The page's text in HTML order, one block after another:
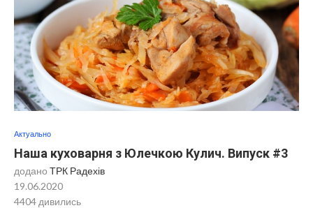
Актуально
Наша куховарня з Юлечкою Кулич. Випуск #3
додано ТРК Радехів
19.06.2020
4404 дивились